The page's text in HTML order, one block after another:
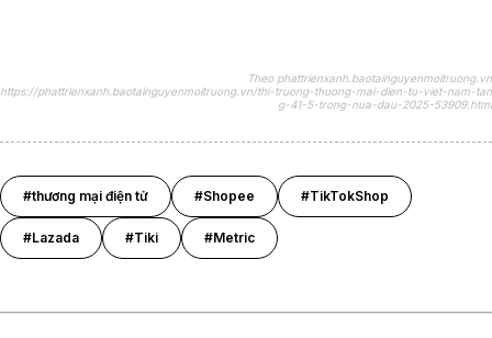
Theo phattrienxanh.baotainguyenmoitruong.vn
https://phattrienxanh.baotainguyenmoitruong.vn/thi-truong-thuong-mai-dien-tu-viet-nam-tan
g-41-5-trong-nua-dau-2025-53909.html
#thương mại điện tử #Shopee #TikTokShop
#Lazada #Tiki #Metric